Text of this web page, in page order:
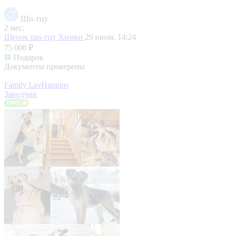
Ши-тцу
2 мес.
Щенок ши-тцу Химки 29 июля, 14:24
75 000 ₽
Подарок
Документы проверены
Family LavHappins
Заводчик